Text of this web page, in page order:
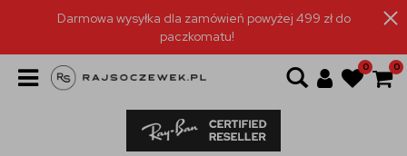
Darmowa wysyłka dla zamówień powyżej 499 zł do
paczkomatu!
0 0